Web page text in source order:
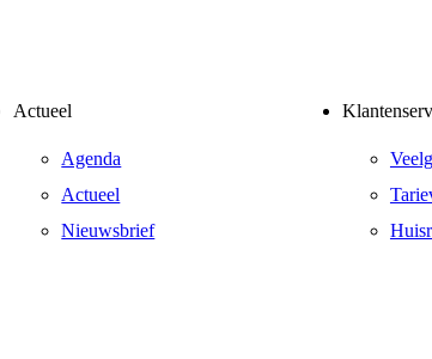
Actueel
Agenda
Actueel
Nieuwsbrief